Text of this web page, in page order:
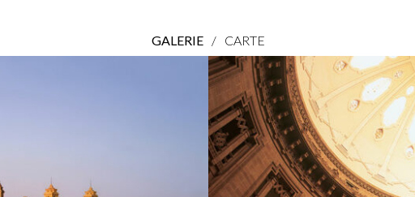
GALERIE / CARTE